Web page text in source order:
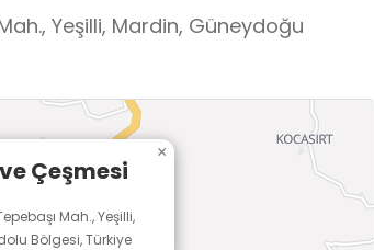
Yeşilli, Mardin, Güneydoğu
Çeşmesi
Mah., Yeşilli,
Bölgesi, Türkiye
×